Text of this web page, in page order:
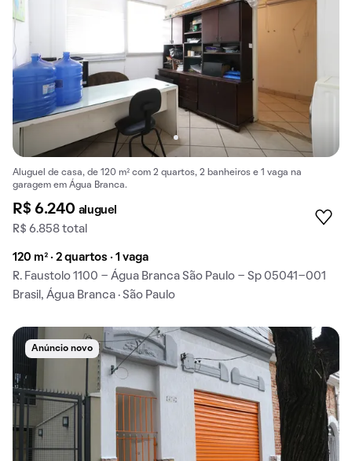
Aluguel de casa, de 120 m² com 2 quartos, 2 banheiros e 1 vaga na
garagem em Água Branca.
R$ 6.240 aluguel
R$ 6.858 total
120 m² · 2 quartos · 1 vaga
R. Faustolo 1100 - Água Branca São Paulo - Sp 05041-001
Brasil, Água Branca · São Paulo
Anúncio novo